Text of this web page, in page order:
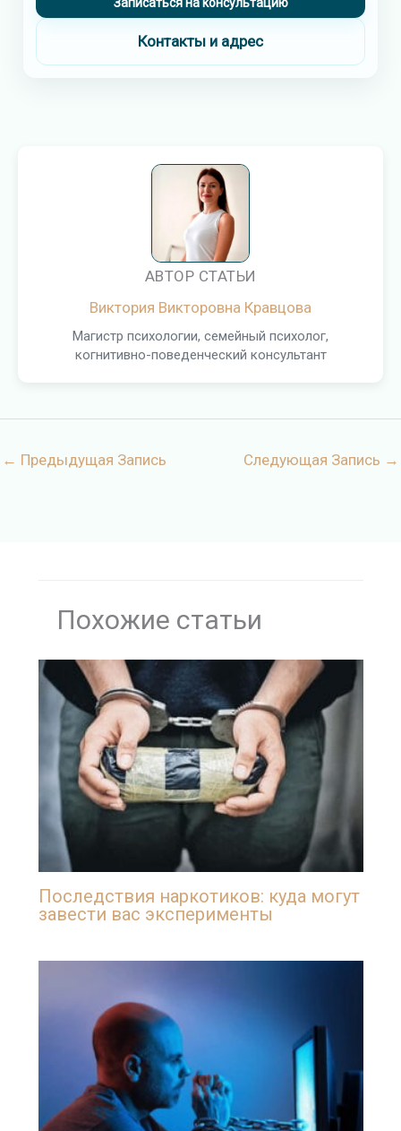
Контакты и адрес
АВТОР СТАТЬИ
Виктория Викторовна Кравцова
Магистр психологии, семейный психолог,
когнитивно-поведенческий консультант
← Предыдущая Запись Следующая Запись →
Похожие статьи
Последствия наркотиков: куда могут
завести вас эксперименты